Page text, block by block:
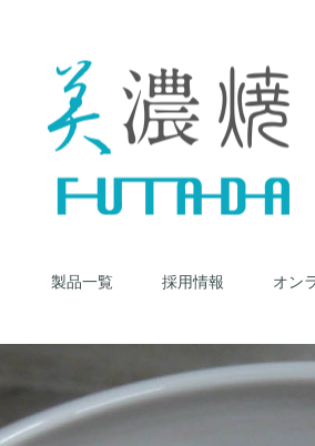
製品一覧 採用情報 オン